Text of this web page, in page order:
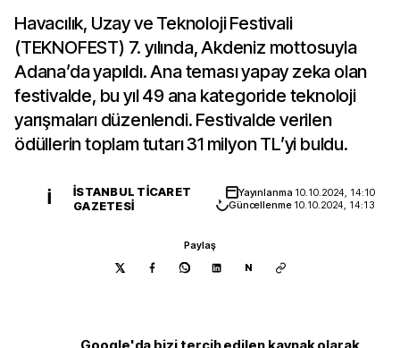
Havacılık, Uzay ve Teknoloji Festivali
(TEKNOFEST) 7. yılında, Akdeniz mottosuyla
Adana’da yapıldı. Ana teması yapay zeka olan
festivalde, bu yıl 49 ana kategoride teknoloji
yarışmaları düzenlendi. Festivalde verilen
ödüllerin toplam tutarı 31 milyon TL’yi buldu.
İ
İSTANBUL TICARET
GAZETESI
Yayınlanma 10.10.2024, 14:10
Güncellenme 10.10.2024, 14:13
Paylaş
N
Google'da bizi tercih edilen kaynak olarak